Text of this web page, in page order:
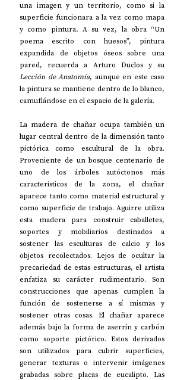
una imagen y un territorio, como si la
superficie funcionara a la vez como mapa
y como pintura. A su vez, la obra “Un
poema escrito con huesos”, pintura
expandida de objetos óseos sobre una
Lección de Anatomía, aunque en este caso
la pintura se mantiene dentro de lo blanco,
camuflándose en el espacio de la galería.
La madera de chañar ocupa también un
lugar central dentro de la dimensión tanto
pictórica como escultural de la obra.
Proveniente de un bosque centenario de
uno de los árboles autóctonos más
característicos de la zona, el chañar
aparece tanto como material estructural y
como superficie de trabajo. Aguirre utiliza
esta madera para construir caballetes,
soportes y mobiliarios destinados a
sostener las esculturas de calcio y los
objetos recolectados. Lejos de ocultar la
precariedad de estas estructuras, el artista
enfatiza su carácter rudimentario. Son
construcciones que apenas cumplen la
función de sostenerse a sí mismas y
sostener otras cosas. El chañar aparece
además bajo la forma de aserrín y carbón
como soporte pictórico. Estos derivados
son utilizados para cubrir superficies,
generar texturas o intervenir imágenes
grabadas sobre placas de eucalipto. Las